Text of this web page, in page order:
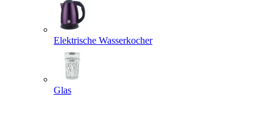
Elektrische Wasserkocher
Glas